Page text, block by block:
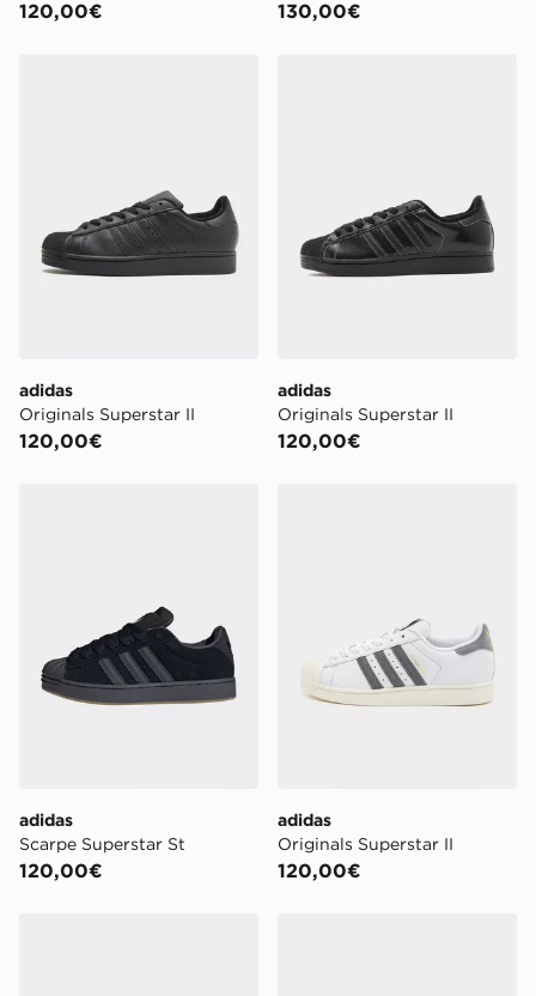
120,00€ 130,00€
adidas
Originals Superstar II
120,00€
adidas
Originals Superstar II
120,00€
adidas
Scarpe Superstar St
120,00€
adidas
Originals Superstar II
120,00€